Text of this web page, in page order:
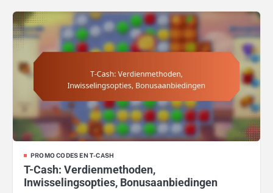
PROMO CODES EN T-CASH
T-Cash: Verdienmethoden,
Inwisselingsopties, Bonusaanbiedingen